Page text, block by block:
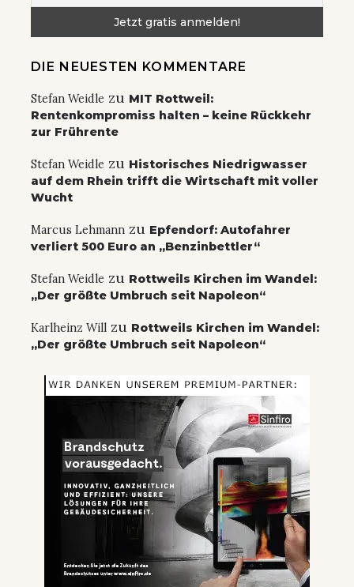
DIE NEUESTEN KOMMENTARE
Stefan Weidle zu MIT Rottweil:
Rentenkompromiss halten – keine Rückkehr
zur Frührente
Stefan Weidle zu Historisches Niedrigwasser
auf dem Rhein trifft die Wirtschaft mit voller
Wucht
Marcus Lehmann zu Epfendorf: Autofahrer
verliert 500 Euro an „Benzinbettler“
Stefan Weidle zu Rottweils Kirchen im Wandel:
„Der größte Umbruch seit Napoleon“
Karlheinz Will zu Rottweils Kirchen im Wandel:
„Der größte Umbruch seit Napoleon“